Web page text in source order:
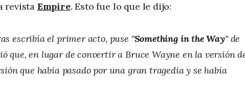
revista Empire. Esto fue lo que le dijo:
escribía el primer acto, puse "Something in the Way" de
que, en lugar de convertir a Bruce Wayne en la versión
que había pasado por una gran tragedia y se había